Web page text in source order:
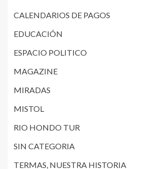
CALENDARIOS DE PAGOS
EDUCACIÓN
ESPACIO POLITICO
MAGAZINE
MIRADAS
MISTOL
RIO HONDO TUR
SIN CATEGORIA
TERMAS, NUESTRA HISTORIA